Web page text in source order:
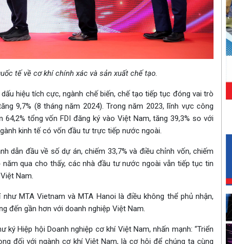
tế về cơ khí chính xác và sản xuất chế tạo.
hiệu tích cực, ngành chế biến, chế tạo tiếp tục đóng vai trò
9,7% (8 tháng năm 2024). Trong năm 2023, lĩnh vực công
tổng vốn FDI đăng ký vào Việt Nam, tăng 39,3% so với
kinh tế có vốn đầu tư trực tiếp nước ngoài.
dẫn đầu về số dự án, chiếm 33,7% và điều chỉnh vốn, chiếm
qua cho thấy, các nhà đầu tư nước ngoài vẫn tiếp tục tin
Nam.
MTA Vietnam và MTA Hanoi là điều không thể phủ nhận,
đến gần hơn với doanh nghiệp Việt Nam.
Hiệp hội Doanh nghiệp cơ khí Việt Nam, nhấn mạnh: “Triển
đối với ngành cơ khí Việt Nam, là cơ hội để chúng ta cùng